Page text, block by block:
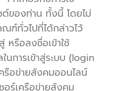
ต์ของท่าน ทั้งนี้ โดยไม่
ฑ์ทั่วไปที่ได้กล่าวไว้
หรือลงชื่อเข้าใช้
นการเข้าสู่ระบบ (login
รือข่ายสังคมออนไลน์
อร์เครือข่ายสังคม